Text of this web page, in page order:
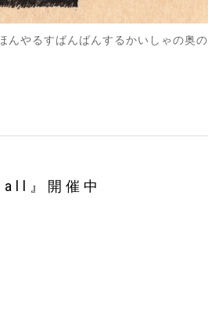
やるすばんばんするかいしゃの奥の
』開催中